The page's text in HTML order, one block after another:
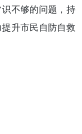
不够的问题，持
升市民自防自救